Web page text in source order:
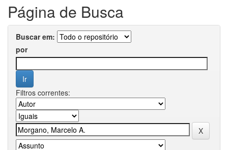
Página de Busca
Buscar em:
por
Filtros correntes: